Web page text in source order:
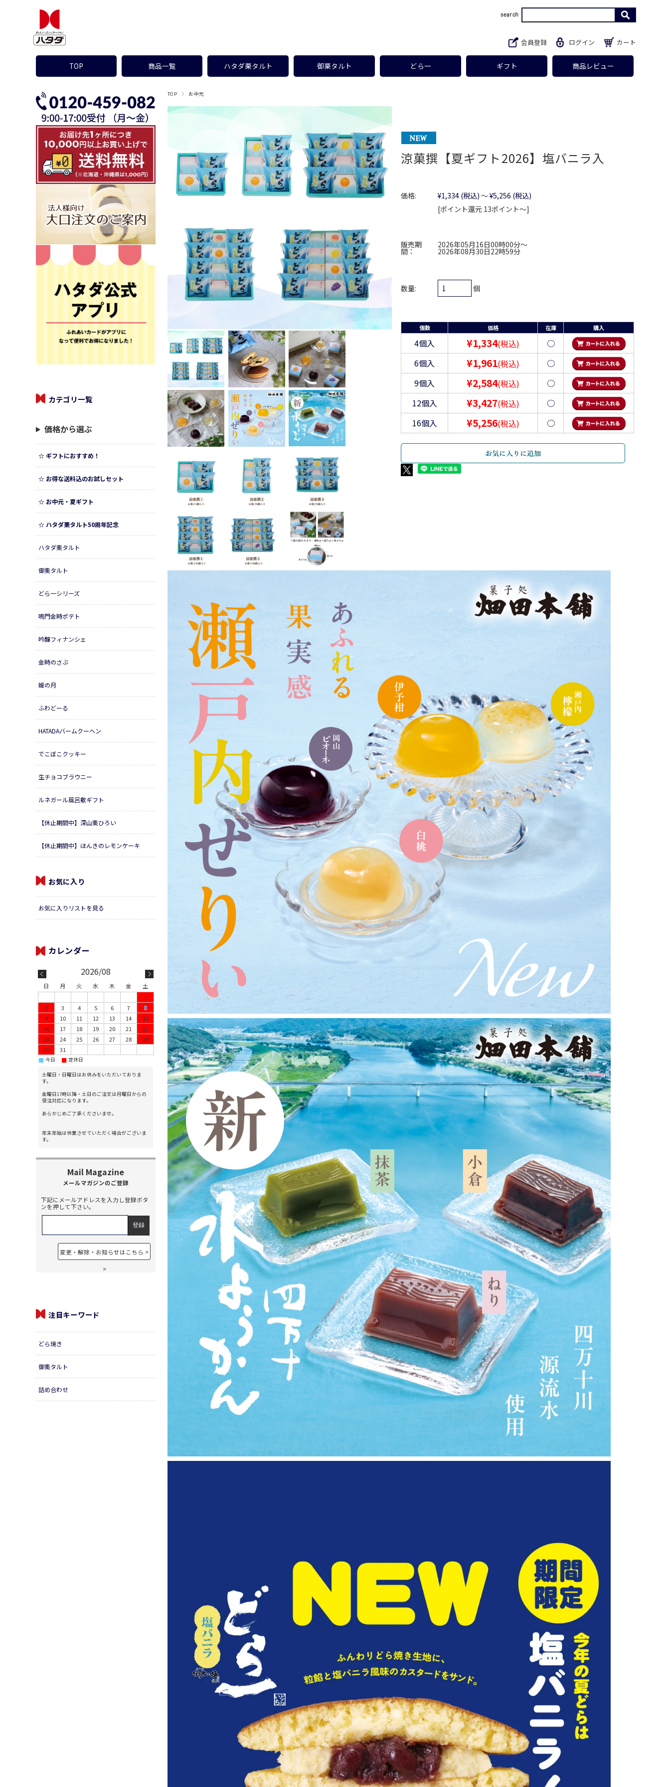
会員登録 ログイン カート
TOP 商品一覧 ハタダ栗タルト 御栗タルト どら一 ギフト 商品レビュー
TOP お中元
涼菓撰【夏ギフト2026】塩バニラ入
価格: ¥1,334 (税込) ～¥5,256 (税込)
[ポイント還元 13ポイント〜]
販売期
間：
2026年05月16日00時00分〜
2026年08月30日22時59分
数量: 個
個数 価格 在庫 購入
4個入 ¥1,334(税込)
○
6個入
¥1,961(税込)
○
9個入
¥2,584(税込)
○
12個入
¥3,427(税込)
○
16個入
¥5,256(税込) ○
カテゴリ一覧
価格から選ぶ
☆ ギフトにおすすめ！
☆ お得な送料込のお試しセット
☆ お中元・夏ギフト
☆ ハタダ栗タルト50周年記念
ハタダ栗タルト
御栗タルト
どら一シリーズ
鳴門金時ポテト
吟醸フィナンシェ
金時のさぶ
媛の月
ふわどーる
HATADAバームクーヘン
でこぼこクッキー
生チョコブラウニー
ルネガール風呂敷ギフト
【休止期間中】深山栗ひろい
【休止期間中】ほんきのレモンケーキ
お気に入り
お気に入りリストを見る
2026/08
日 月 火 水 木 金
土
1
2
3 4 5 6 7
8
9
10 11 12 13 14
15
16
17 18 19 20 21
22
23
24 25 26 27 28
29
30
31
■ 今日 ■ 定休日
土曜日・日曜日はお休みをいただいておりま
す。
金曜日17時以降・土日のご注文は月曜日からの
受注対応になります。
あらかじめご了承くださいませ。
年末年始は休業させていただく場合がございま
す。
下記にメールアドレスを入力し登録ボタ
ンを押して下さい。
変更・解除・お知らせはこちら
注目キーワード
どら焼き
御栗タルト
詰め合わせ